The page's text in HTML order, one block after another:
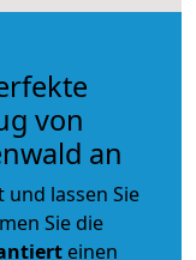
von
an
und lassen Sie
Sie die
einen